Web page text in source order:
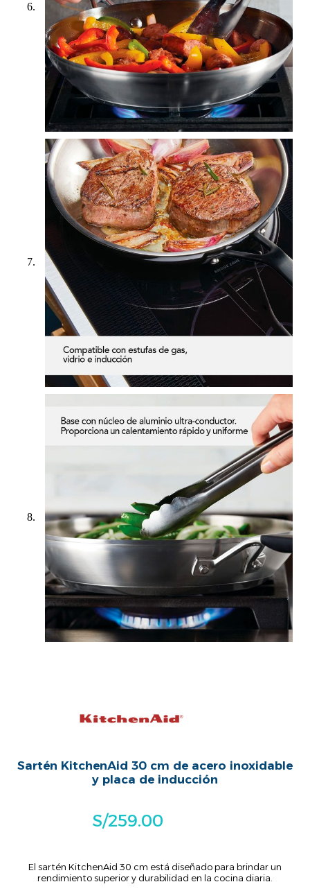
Sartén KitchenAid 30 cm de acero inoxidable
y placa de inducción
S/259.00
El sartén KitchenAid 30 cm está diseñado para brindar un
rendimiento superior y durabilidad en la cocina diaria.